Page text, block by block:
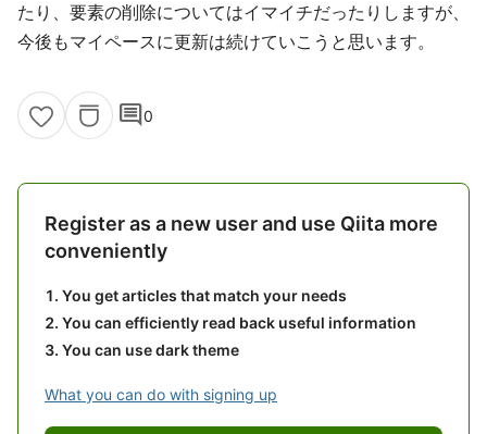
たり、要素の削除についてはイマイチだったりしますが、
今後もマイペースに更新は続けていこうと思います。
comment0
Register as a new user and use Qiita more
conveniently
You get articles that match your needs
You can efficiently read back useful information
You can use dark theme
What you can do with signing up